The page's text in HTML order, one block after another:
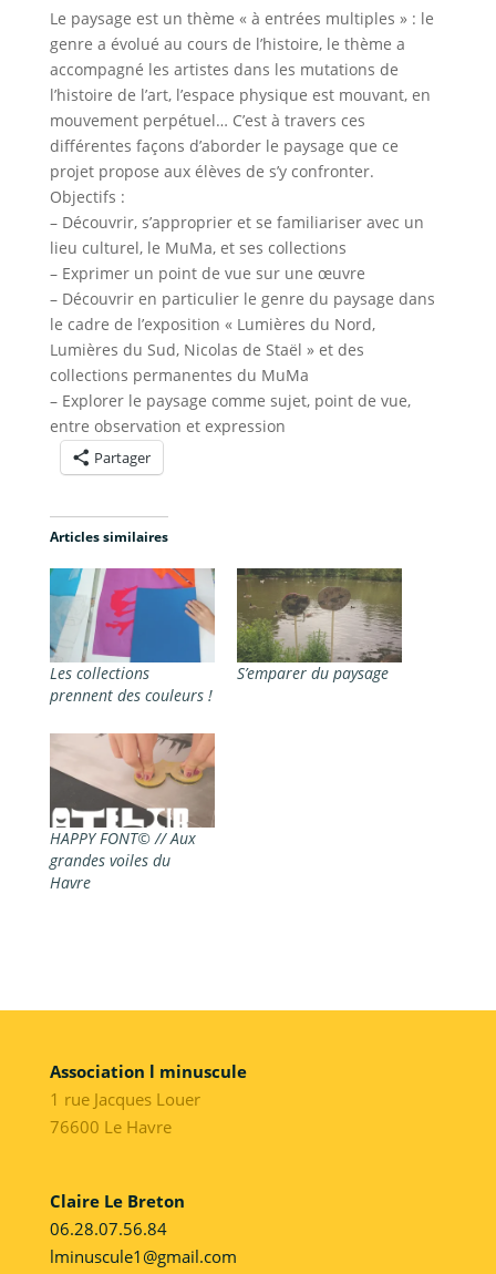
Le paysage est un thème « à entrées multiples » : le
genre a évolué au cours de l’histoire, le thème a
accompagné les artistes dans les mutations de
l’histoire de l’art, l’espace physique est mouvant, en
mouvement perpétuel… C’est à travers ces
différentes façons d’aborder le paysage que ce
projet propose aux élèves de s’y confronter.
Objectifs :
– Découvrir, s’approprier et se familiariser avec un
lieu culturel, le MuMa, et ses collections
– Exprimer un point de vue sur une œuvre
– Découvrir en particulier le genre du paysage dans
le cadre de l’exposition « Lumières du Nord,
Lumières du Sud, Nicolas de Staël » et des
collections permanentes du MuMa
– Explorer le paysage comme sujet, point de vue,
entre observation et expression
Partager
Articles similaires
Les collections
prennent des couleurs !
S’emparer du paysage
HAPPY FONT© // Aux
grandes voiles du
Havre
Association l minuscule
1 rue Jacques Louer
76600 Le Havre
Claire Le Breton
06.28.07.56.84
lminuscule1@gmail.com